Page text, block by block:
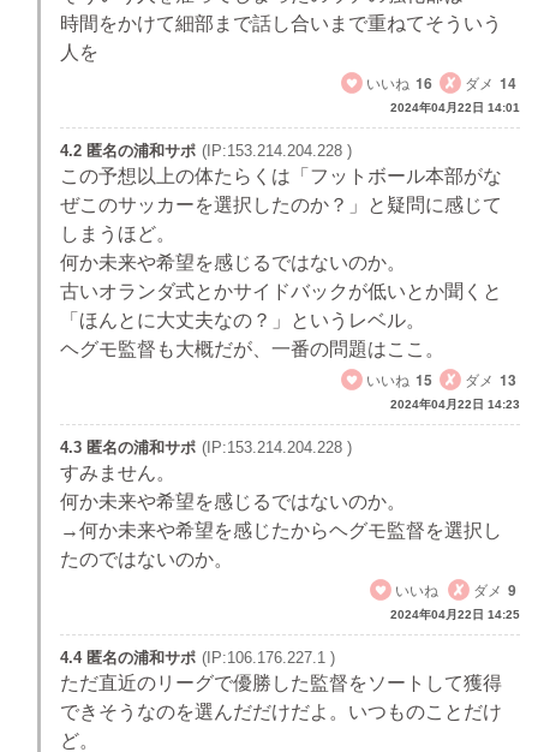
時間をかけて細部まで話し合いまで重ねてそういう
人を
いいね 16 ダメ 14
2024年04月22日 14:01
4.2 匿名の浦和サポ (IP:153.214.204.228 )
この予想以上の体たらくは「フットボール本部がな
ぜこのサッカーを選択したのか？」と疑問に感じて
しまうほど。
何か未来や希望を感じるではないのか。
古いオランダ式とかサイドバックが低いとか聞くと
「ほんとに大丈夫なの？」というレベル。
ヘグモ監督も大概だが、一番の問題はここ。
いいね 15 ダメ 13
2024年04月22日 14:23
4.3 匿名の浦和サポ (IP:153.214.204.228 )
すみません。
何か未来や希望を感じるではないのか。
→何か未来や希望を感じたからヘグモ監督を選択し
たのではないのか。
いいね
ダメ 9
2024年04月22日 14:25
4.4 匿名の浦和サポ (IP:106.176.227.1 )
ただ直近のリーグで優勝した監督をソートして獲得
できそうなのを選んだだけだよ。いつものことだけ
ど。